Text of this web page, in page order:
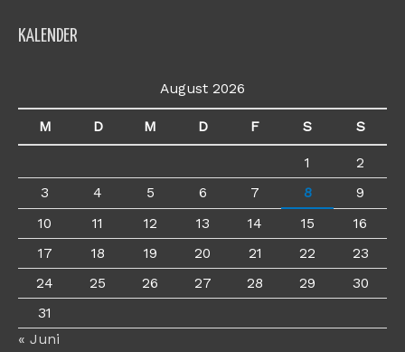
KALENDER
August 2026
M D M D F S S
1
2
3
4 5 6 7 8
9
10
11 12 13 14 15
16
17
18 19 20 21 22
23
24
25 26 27 28 29
30
31
« Juni